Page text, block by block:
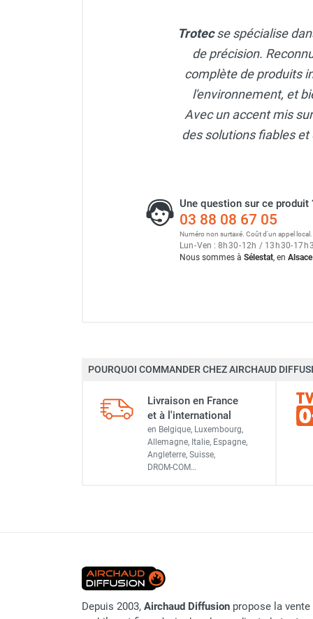
Chauffage fixe atelier
Chauffage d'atelier fixe au fioul et
Chauffage au fioul avec réservoir
Aérotherme au fioul
Chauffage polycombustible / huile
Chauffage d'atelier fixe avec brûleur
Chauffage d'atelier suspendu
Chauffage d'atelier granulés / bois /
Chaudière fixe à eau
Aérotherme fixe mural
Aérotherme électrique
Aérotherme au gaz
Aérotherme à eau chaude ou froide
Chauffage mobile électrique
Chauffage électrique soufflant
Chauffage haute température pour
étuvage industriel ou destruction
Trotecse spécialise
de précision.
complète de produits
l'environnement, et
Avec un accent mis
des solutions fiables
Une question sur ce produit
03 88 08 67 05
Numéro non surtaxé. Coût d'un appel local.
Lun-Ven : 8h30-12h / 13h30-17h
Nous sommes à Sélestat, en Alsace
Marque
Référence fournisseur
Code EAN
Classement produit
POURQUOI COMMANDER CHEZ AIRCHAUD
Livraison en France
et à l'international
en Belgique, Luxembourg,
Allemagne, Italie, Espagne,
Angleterre, Suisse,
DROM-COM…
Depuis 2003, Airchaud Diffusion propose la